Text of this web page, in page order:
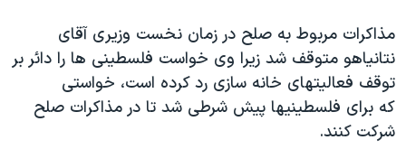
اعتراضات مردمی آبان ۹۸
اسرائیل در جنگ
نرگس محمدی برنده جایزه نوبل صلح
همایش محافظه‌کاران آمریکا «سی‌پک»
مذاکرات مربوط به صلح در زمان نخست وزیری آقای
نتانیاهو متوقف شد زیرا وی خواست فلسطینی ها را دائر بر
توقف فعالیتهای خانه سازی رد کرده است، خواستی
که برای فلسطینیها پیش شرطی شد تا در مذاکرات صلح
شرکت کنند.